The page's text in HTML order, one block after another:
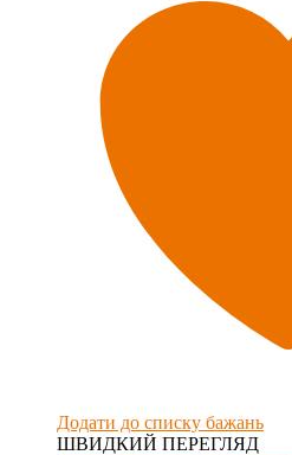
Додати до списку бажань
ШВИДКИЙ ПЕРЕГЛЯД